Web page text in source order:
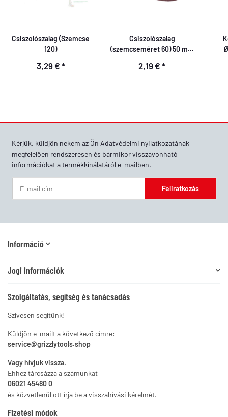
Csiszolószalag (Szemcse
120)
3,29 € *
Csiszolószalag
(szemcseméret 60) 50 mm
2,19 € *
Kérjük, küldjön nekem az Ön Adatvédelmi nyilatkozatának
megfelelően rendszeresen és bármikor visszavonható
információkat a termékkínálatáról e-mailben.
Feliratkozás
Információ
Jogi információk
Szolgáltatás, segítség és tanácsadás
Szívesen segítünk!
Küldjön e-mailt a következő címre:
service@grizzlytools.shop
Vagy hívjuk vissza.
Ehhez tárcsázza a számunkat
06021 45480 0
és közvetlenül ott írja be a visszahívási kérelmét.
Fizetési módok